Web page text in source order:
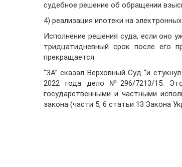
судебное решение об обращении
4) реализация ипотеки на
Исполнение решения суда, если оно
тридцатидневный срок после его
прекращается.
“ЗА” сказал Верховный Суд “и
2022 года дело №296/7213/15. Это
государственными и частными
закона (части 5, 6 статьи 13 Закона